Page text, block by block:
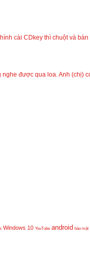
cài CDkey thì chuột và
được qua loa. Anh (chị)
Windows 10 YouTube android bảo mật